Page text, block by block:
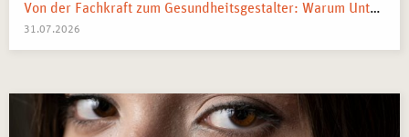
Von der Fachkraft zum Gesundheitsgestalter: Warum Unternehmen 2026 Business Health Coaches brauchen
31.07.2026